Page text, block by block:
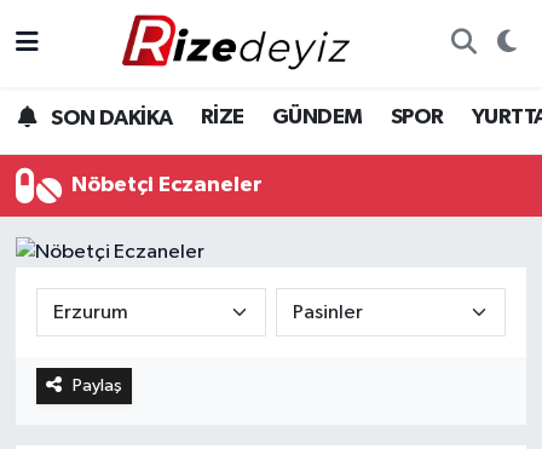
SON DAKİKA RİZE GÜNDEM SPOR
Nöbetçi Eczaneler
Paylaş
Gündem
Yurttan Haberler
Teknoloji
Sağlık
Rize Hava Durumu
Rize Trafik Yoğunluk Haritası
Tüm Manşetler
Son Dakika Haberleri